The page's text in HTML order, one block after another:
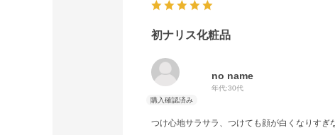
初ナリス化粧品
no name
年代:30代
つけ心地サラサラ、つけても顔が白くなりすぎ